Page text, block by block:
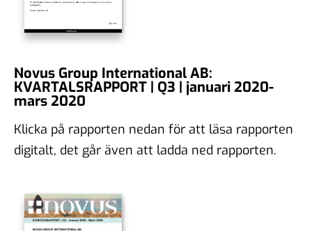
Novus Group International AB:
KVARTALSRAPPORT | Q3 | januari 2020-
mars 2020
Klicka på rapporten nedan för att läsa rapporten
digitalt, det går även att ladda ned rapporten.